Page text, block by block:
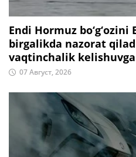
Endi Hormuz
birgalikda nazorat
vaqtinchalik
07 Август, 2026